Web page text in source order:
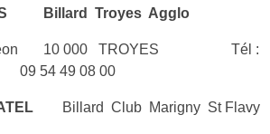
Billard Troyes Agglo
Véon 10 000 TROYES Tél :
09 54 49 08 00
Billard Club Marigny St Flavy